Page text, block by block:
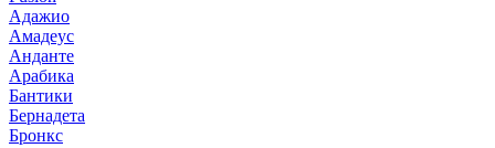
Адажио
Амадеус
Анданте
Арабика
Бантики
Бернадета
Бронкс